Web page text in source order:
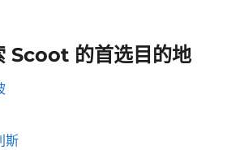
Scoot 的首选目的地
斯